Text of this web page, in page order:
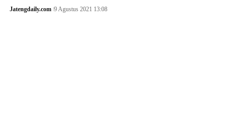
Jatengdaily.com 9 Agustus 2021 13:08